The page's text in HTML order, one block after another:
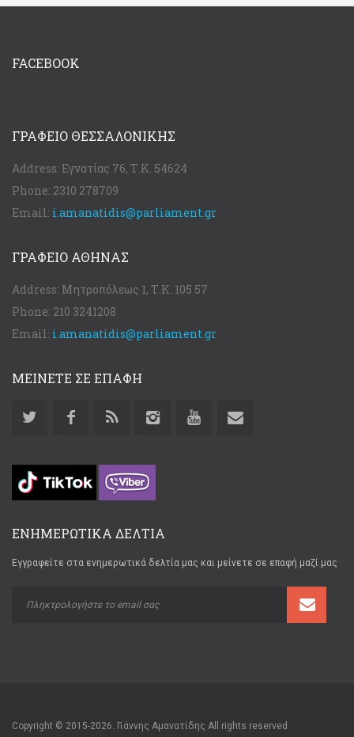
FACEBOOK
ΓΡΑΦΕΊΟ ΘΕΣΣΑΛΟΝΊΚΗΣ
Address: Εγνατίας 76, Τ.Κ. 54624
Phone: 2310 278709
Email: i.amanatidis@parliament.gr
ΓΡΑΦΕΊΟ ΑΘΉΝΑΣ
Address: Μητροπόλεως 1, Τ.Κ. 105 57
Phone: 210 3241208
Email: i.amanatidis@parliament.gr
ΜΕΙΝΕΤΕ ΣΕ ΕΠΑΦΗ
ΕΝΗΜΕΡΩΤΙΚΑ ΔΕΛΤΙΑ
Εγγραφείτε στα ενημερωτικά δελτία μας και μείνετε σε επαφή μαζί μας
Copyright © 2015-2026. Γιάννης Αμανατίδης All rights reserved